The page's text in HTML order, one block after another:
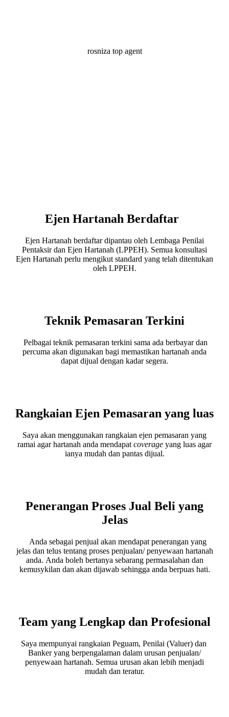
rosniza top agent
Ejen Hartanah Berdaftar
Ejen Hartanah berdaftar dipantau oleh Lembaga Penilai
Pentaksir dan Ejen Hartanah (LPPEH). Semua konsultasi
Ejen Hartanah perlu mengikut standard yang telah ditentukan
oleh LPPEH.
Teknik Pemasaran Terkini
Pelbagai teknik pemasaran terkini sama ada berbayar dan
percuma akan digunakan bagi memastikan hartanah anda
dapat dijual dengan kadar segera.
Rangkaian Ejen Pemasaran yang luas
Saya akan menggunakan rangkaian ejen pemasaran yang
ramai agar hartanah anda mendapat coverage yang luas agar
ianya mudah dan pantas dijual.
Penerangan Proses Jual Beli yang
Jelas
Anda sebagai penjual akan mendapat penerangan yang
jelas dan telus tentang proses penjualan/ penyewaan hartanah
anda. Anda boleh bertanya sebarang permasalahan dan
kemusykilan dan akan dijawab sehingga anda berpuas hati.
Team yang Lengkap dan Profesional
Saya mempunyai rangkaian Peguam, Penilai (Valuer) dan
Banker yang berpengalaman dalam urusan penjualan/
penyewaan hartanah. Semua urusan akan lebih menjadi
mudah dan teratur.